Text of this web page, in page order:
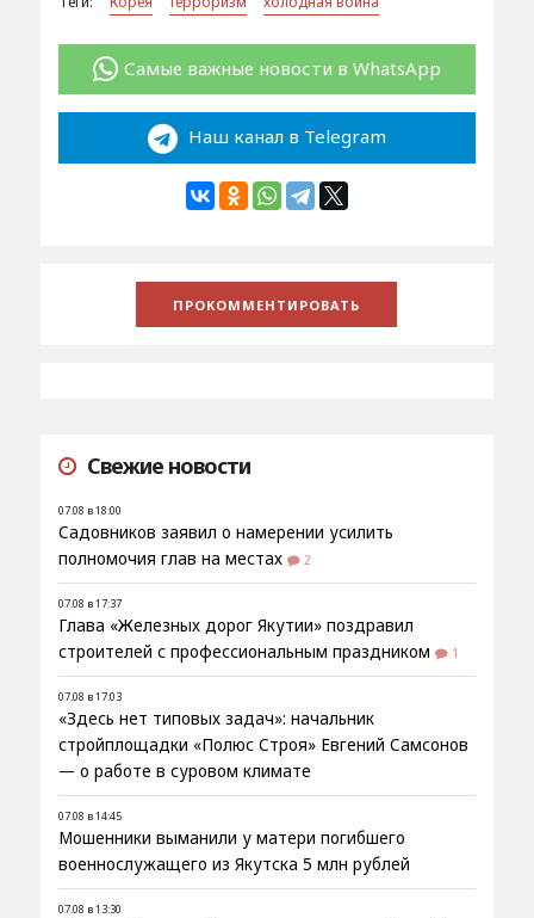
Самые важные новости в WhatsApp
Наш канал в Telegram
Свежие новости
07.08 в 18:00
Садовников заявил о намерении усилить
полномочия глав на местах
2
07.08 в 17:37
Глава «Железных дорог Якутии» поздравил
строителей с профессиональным праздником
1
07.08 в 17:03
«Здесь нет типовых задач»: начальник
стройплощадки «Полюс Строя» Евгений Самсонов
— о работе в суровом климате
07.08 в 14:45
Мошенники выманили у матери погибшего
военнослужащего из Якутска 5 млн рублей
07.08 в 13:30